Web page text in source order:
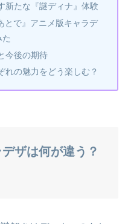
新たな『謎ディナ』体験
とで』アニメ版キャラデ
今後の期待
れの魅力をどう楽しむ？
ザは何が違う？